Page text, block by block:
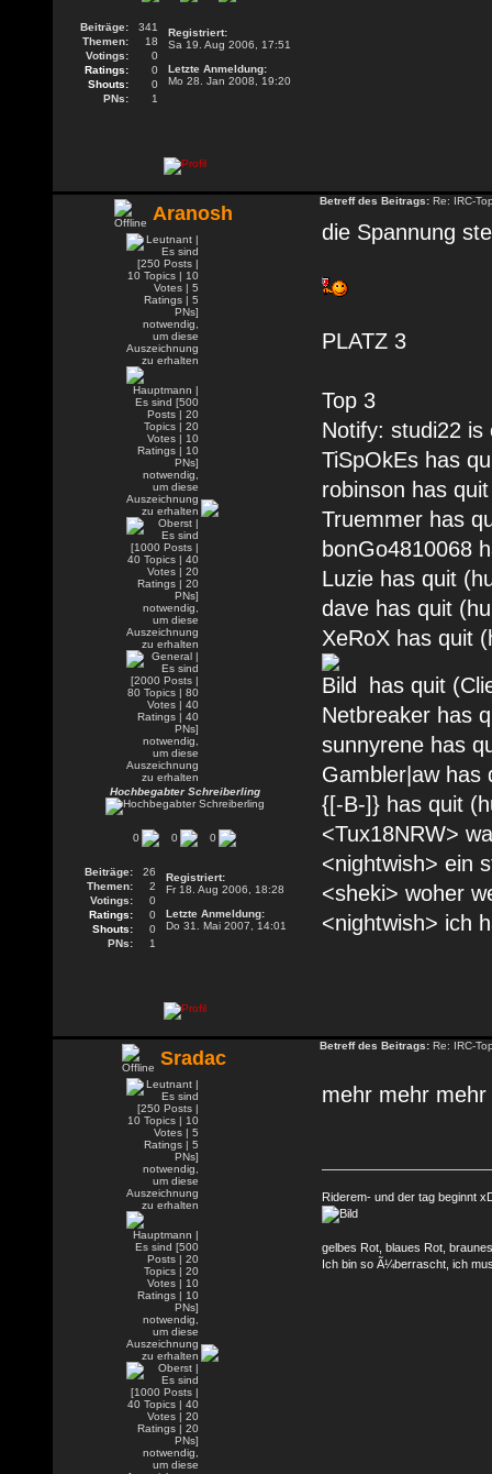
Beiträge:
341
Themen:
18
Votings:
0
Ratings:
0
Shouts:
0
PNs:
1
Registriert:
Sa 19. Aug 2006, 17:51
Letzte Anmeldung:
Mo 28. Jan 2008, 19:20
Aranosh
Hochbegabter Schreiberling
0 0 0
Beiträge:
26
Themen:
2
Votings:
0
Ratings:
0
Shouts:
0
PNs:
1
Registriert:
Fr 18. Aug 2006, 18:28
Letzte Anmeldung:
Do 31. Mai 2007, 14:01
Betreff des Beitrags: Re: IRC-
die Spannung
PLATZ 3
Top 3
Notify: studi22 is
TiSpOkEs has
robinson has
Truemmer has
bonGo4810068
Luzie has quit
dave has quit
XeRoX has quit
has quit
Netbreaker has
sunnyrene has
Gambler|aw has
{[-B-]} has quit
<Tux18NRW>
<nightwish> ein
<sheki> woher
<nightwish> ich
Sradac
Betreff des Beitrags: Re: IRC-
mehr mehr
Riderem- und der tag beginnt
gelbes Rot, blaues Rot,
Ich bin so Ã¼berrascht, ich